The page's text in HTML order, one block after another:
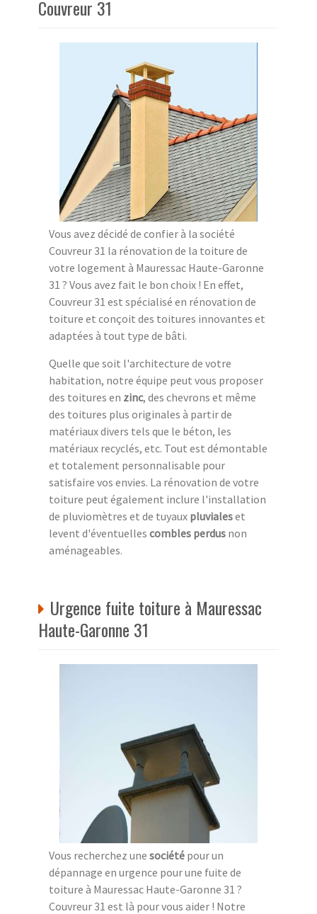
Couvreur 31
Vous avez décidé de confier à la société
Couvreur 31 la rénovation de la toiture de
votre logement à Mauressac Haute-Garonne
31 ? Vous avez fait le bon choix ! En effet,
Couvreur 31 est spécialisé en rénovation de
toiture et conçoit des toitures innovantes et
adaptées à tout type de bâti.
Quelle que soit l'architecture de votre
habitation, notre équipe peut vous proposer
des toitures en zinc, des chevrons et même
des toitures plus originales à partir de
matériaux divers tels que le béton, les
matériaux recyclés, etc. Tout est démontable
et totalement personnalisable pour
satisfaire vos envies. La rénovation de votre
toiture peut également inclure l'installation
de pluviomètres et de tuyaux pluvialeset
levent d'éventuelles combles perdus non
aménageables.
Urgence fuite toiture à Mauressac
Haute-Garonne 31
Vous recherchez une société pour un
dépannage en urgence pour une fuite de
toiture à Mauressac Haute-Garonne 31 ?
Couvreur 31 est là pour vous aider ! Notre